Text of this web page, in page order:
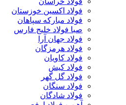
فولاد اکسین خوزستان
فولاد مبارکه سپاهان
صبا فولاد خلیج فارس
فولاد جهان آرا
فولاد هرمزگان
فولاد کاویان
فولاد کیش
فولاد گل گهر
فولاد سنگان
فولاد شادگان